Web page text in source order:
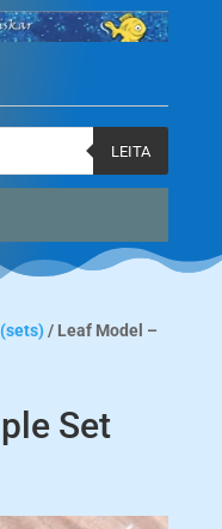
LEITA
/ Leaf Model –
Set